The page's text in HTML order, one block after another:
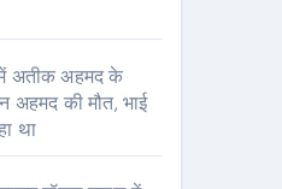
अतीक अहमद के
की मौत, भाई
था